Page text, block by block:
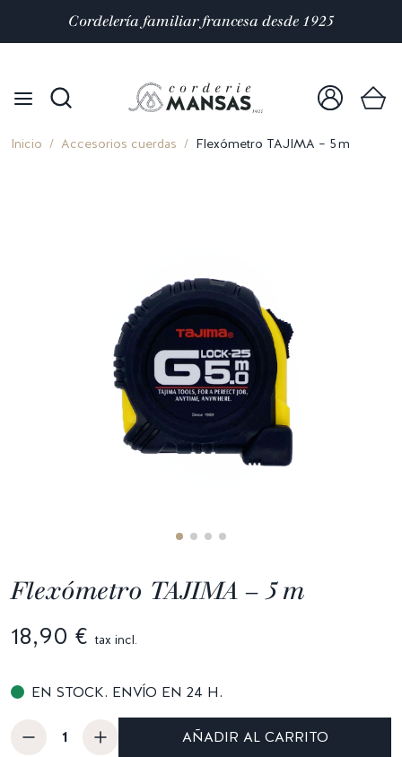
Satisfacción valorada con 4,9/5 enmas de 10 000
reseñas
Inicio Accesorios cuerdas Flexómetro TAJIMA – 5 m
Flexómetro TAJIMA – 5 m
18,90 € tax incl.
EN STOCK. ENVÍO EN 24 H.
AÑADIR AL CARRITO